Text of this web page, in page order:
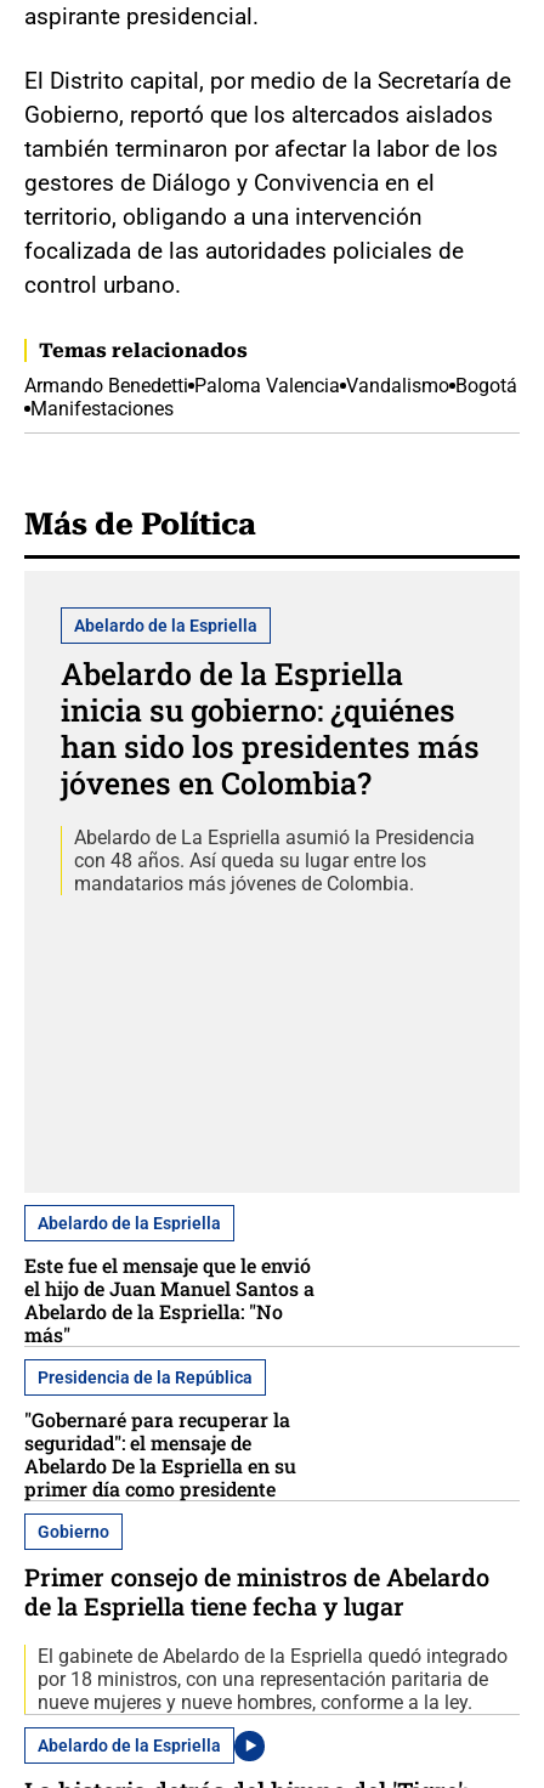
aspirante presidencial.
El Distrito capital, por medio de la Secretaría de
Gobierno, reportó que los altercados aislados
también terminaron por afectar la labor de los
gestores de Diálogo y Convivencia en el
territorio, obligando a una intervención
focalizada de las autoridades policiales de
control urbano.
Temas relacionados
Armando Benedetti Paloma Valencia Vandalismo Bogotá
Manifestaciones
Más de Política
Abelardo de la Espriella
Abelardo de la Espriella
inicia su gobierno: ¿quiénes
han sido los presidentes más
jóvenes en Colombia?
Abelardo de La Espriella asumió la Presidencia
con 48 años. Así queda su lugar entre los
mandatarios más jóvenes de Colombia.
Abelardo de la Espriella
Este fue el mensaje que le envió
el hijo de Juan Manuel Santos a
Abelardo de la Espriella: "No
más"
Presidencia de la República
"Gobernaré para recuperar la
seguridad": el mensaje de
Abelardo De la Espriella en su
primer día como presidente
Gobierno
Primer consejo de ministros de Abelardo
de la Espriella tiene fecha y lugar
El gabinete de Abelardo de la Espriella quedó integrado
por 18 ministros, con una representación paritaria de
nueve mujeres y nueve hombres, conforme a la ley.
Abelardo de la Espriella